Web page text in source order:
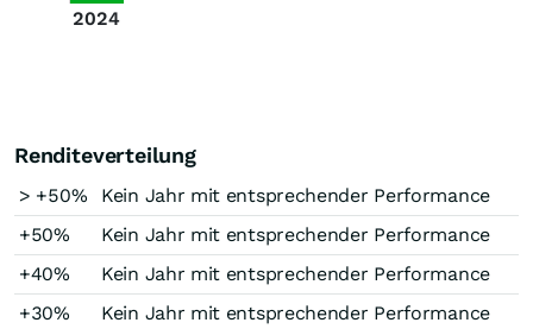
2024
Renditeverteilung
> +50%
Kein Jahr mit entsprechender Performance
+50%
Kein Jahr mit entsprechender Performance
+40%
Kein Jahr mit entsprechender Performance
+30%
Kein Jahr mit entsprechender Performance